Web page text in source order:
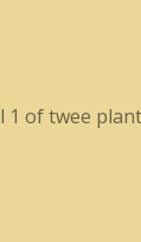
of twee